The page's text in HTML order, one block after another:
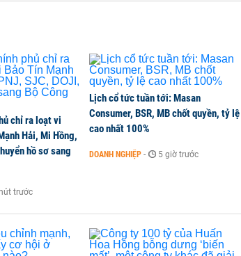
giao thông trọng điểm phía Nam Thủ đô
gập đang định hình xu hướng nâng cấp
đồng của Việt Nam
chỉ ra loạt vi
Hải, Mi Hồng,
hồ sơ sang
trước
Lịch cổ tức tuần tới: Masan
Consumer, BSR, MB chốt quyền, tỷ lệ
cao nhất 100%
DOANH NGHIỆP - 5 giờ trước